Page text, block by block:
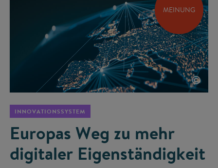
MEINUNG
©
INNOVATIONSSYSTEM
Europas Weg zu mehr
digitaler Eigenständigkeit